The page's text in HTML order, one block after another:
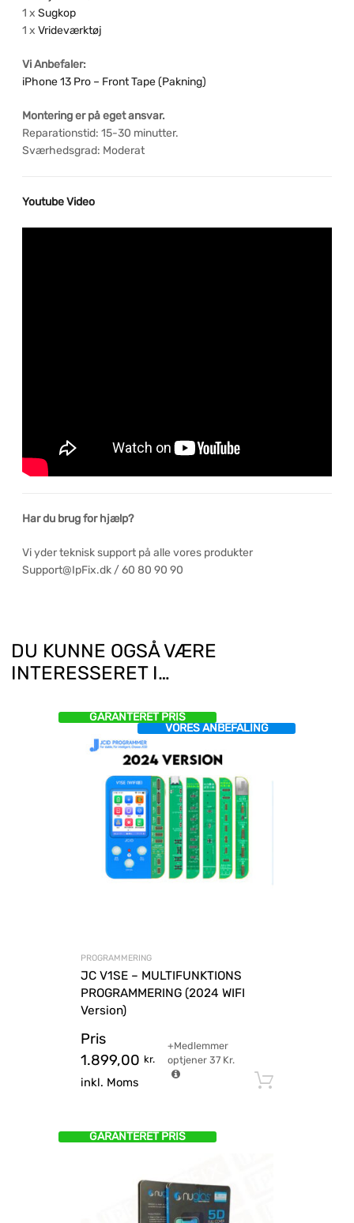
1 x Sugkop
1 x Vrideværktøj
Vi Anbefaler:
iPhone 13 Pro – Front Tape (Pakning)
Montering er på eget ansvar.
Reparationstid: 15-30 minutter.
Sværhedsgrad: Moderat
Youtube Video
Har du brug for hjælp?
Vi yder teknisk support på alle vores produkter
Support@IpFix.dk / 60 80 90 90
DU KUNNE OGSÅ VÆRE
INTERESSERET I…
GARANTERET PRIS
VORES ANBEFALING
PROGRAMMERING
JC V1SE – MULTIFUNKTIONS
PROGRAMMERING (2024 WIFI
Version)
Pris
1.899,00 kr.
inkl. Moms
+Medlemmer
optjener37 Kr.
GARANTERET PRIS